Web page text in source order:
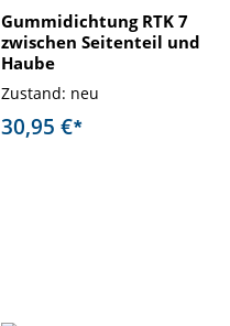
Gummidichtung RTK 7
zwischen Seitenteil und
Haube
Zustand: neu
30,95 €*